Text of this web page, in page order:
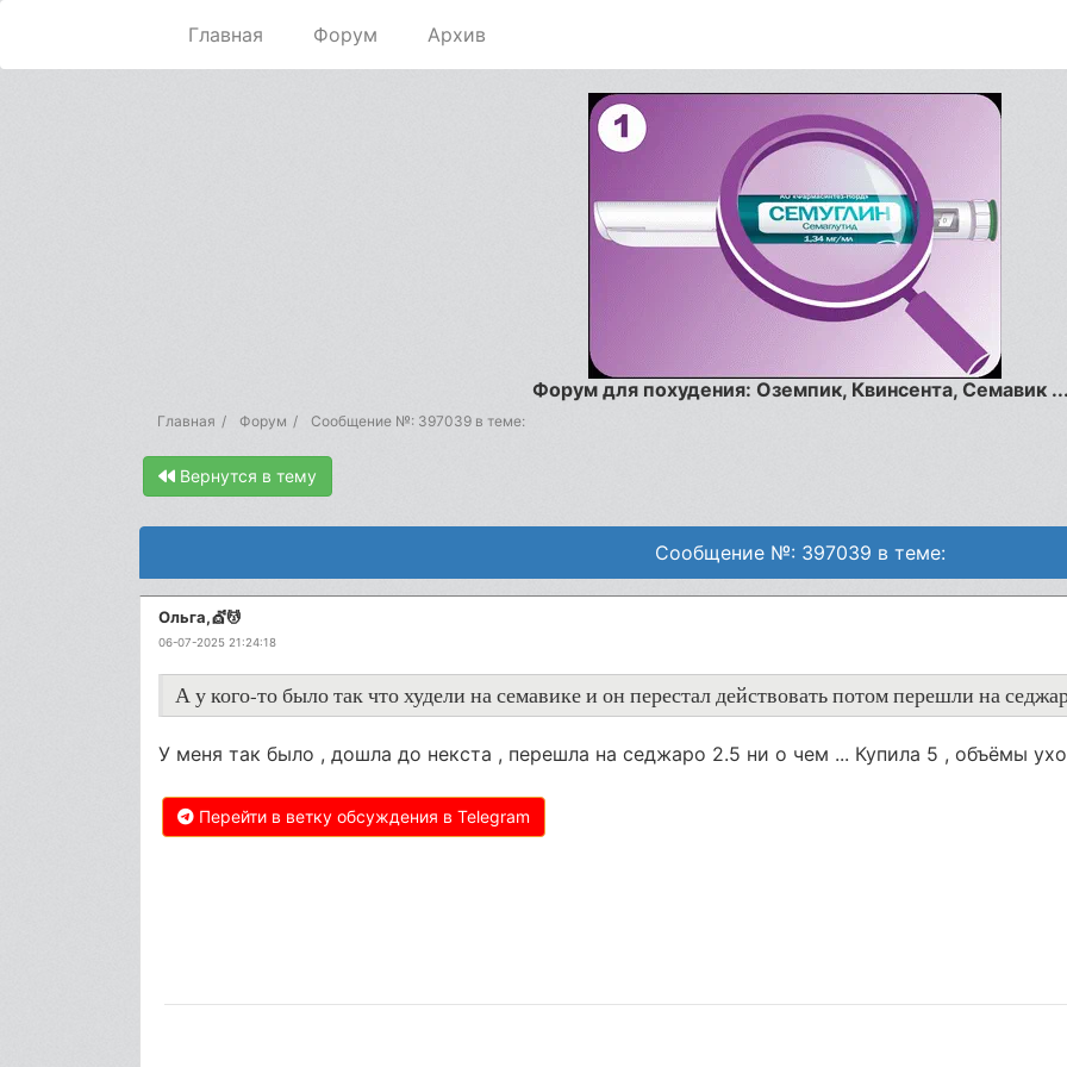
Главная Форум Архив
Форум для похудения: Оземпик, Квинсента, Семавик
Главная Форум Сообщение №: 397039 в теме:
Вернутся в тему
Сообщение №: 397039 в теме:
Ольга,💇💆
06-07-2025 21:24:18
А у кого-то было так что худели на семавике и он перестал действовать потом перешли на
У меня так было , дошла до некста , перешла на седжаро 2.5 ни о чем ... Купила 5 , объёмы
Перейти в ветку обсуждения в Telegram